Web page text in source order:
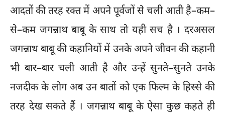
आदतों की तरह रक्त में अपने पूर्वजों से चली आती है–कम–
से–कम जगन्नाथ बाबू के साथ तो यही सच है । दरअसल
जगन्नाथ बाबू की कहानियों में उनके अपने जीवन की कहानी
भी बार–बार चली आती है और उन्हें सुनते–सुनते उनके
नजदीक के लोग अब उन बातों को एक फिल्म के हिस्से की
तरह देख सकते हैं । जगन्नाथ बाबू के ऐसा कुछ कहते ही